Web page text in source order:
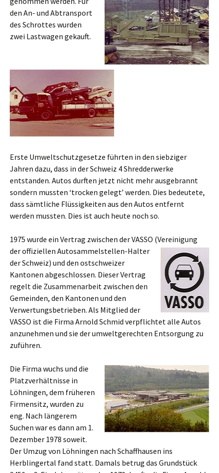
den An- und Abtransport
des Schrottes wurden
zwei Lastwagen gekauft.
Erste Umweltschutzgesetze führten in den siebziger
Jahren dazu, dass in der Schweiz 4 Shredderwerke
entstanden. Autos durften jetzt nicht mehr ausgebrannt
sondern mussten ‘trocken gelegt’ werden. Dies bedeutete,
dass sämtliche Flüssigkeiten aus den Autos entfernt
werden mussten. Dies ist auch heute noch so.
1975 wurde ein Vertrag zwischen der VASSO (Vereinigung
der offiziellen Autosammelstellen-Halter
der Schweiz) und den ostschweizer
Kantonen abgeschlossen. Dieser Vertrag
regelt die Zusammenarbeit zwischen den
Gemeinden, den Kantonen und den
Verwertungsbetrieben. Als Mitglied der
VASSO ist die Firma Arnold Schmid verpflichtet alle Autos
anzunehmen und sie der umweltgerechten Entsorgung zu
zuführen.
Die Firma wuchs und die
Platzverhältnisse in
Löhningen, dem früheren
Firmensitz, wurden zu
eng. Nach längerem
Suchen war es dann am 1.
Dezember 1978 soweit.
Der Umzug von Löhningen nach Schaffhausen ins
Herblingertal fand statt. Damals betrug das Grundstück